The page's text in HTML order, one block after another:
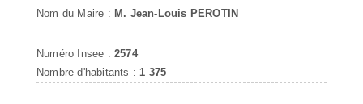
Nom du Maire : M. Jean-Louis PEROTIN
Numéro Insee : 2574
Nombre d'habitants : 1 375